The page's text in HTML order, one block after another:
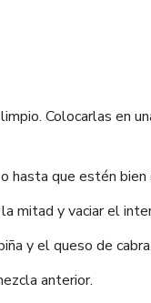
Colocarlas en
que estén bien
mitad y vaciar el
y el queso de
anterior.